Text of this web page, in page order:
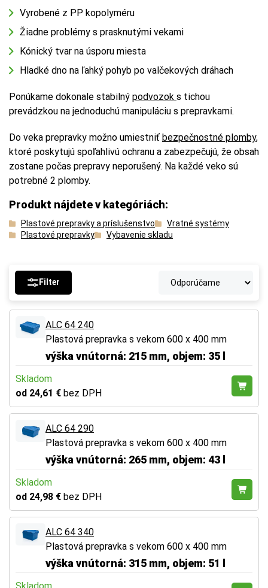
Vyrobené z PP kopolyméru
Žiadne problémy s prasknutými vekami
Kónický tvar na úsporu miesta
Hladké dno na ľahký pohyb po valčekových dráhach
Ponúkame dokonale stabilný podvozok s tichou
prevádzkou na jednoduchú manipuláciu s prepravkami.
Do veka prepravky možno umiestniť bezpečnostné plomby,
ktoré poskytujú spoľahlivú ochranu a zabezpečujú, že obsah
zostane počas prepravy neporušený. Na každé veko sú
potrebné 2 plomby.
Produkt nájdete v kategóriách:
Plastové prepravky a príslušenstvo
Vratné systémy
Plastové prepravky
Vybavenie skladu
Filter
ALC 64 240
Plastová prepravka s vekom 600 x 400 mm
výška vnútorná: 215 mm, objem: 35 l
Skladom
od 24,61 € bez DPH
ALC 64 290
Plastová prepravka s vekom 600 x 400 mm
výška vnútorná: 265 mm, objem: 43 l
Skladom
od 24,98 € bez DPH
ALC 64 340
Plastová prepravka s vekom 600 x 400 mm
výška vnútorná: 315 mm, objem: 51 l